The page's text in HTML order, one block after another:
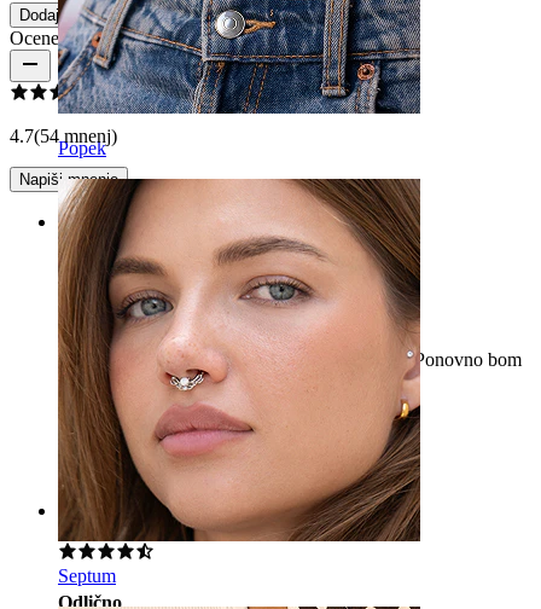
Popek
Septum
Dodaj v košarico
Ocene izdelka
4.7(54 mnenj)
Napiši mnenje
Rating
Odličen izdelek
Točno tako, kot je opisano. Odlična kakovost! Ponovno bom
naročil od tukaj.
Fern Preverjen nakup
AI Translated Show original
Rating
Odlično